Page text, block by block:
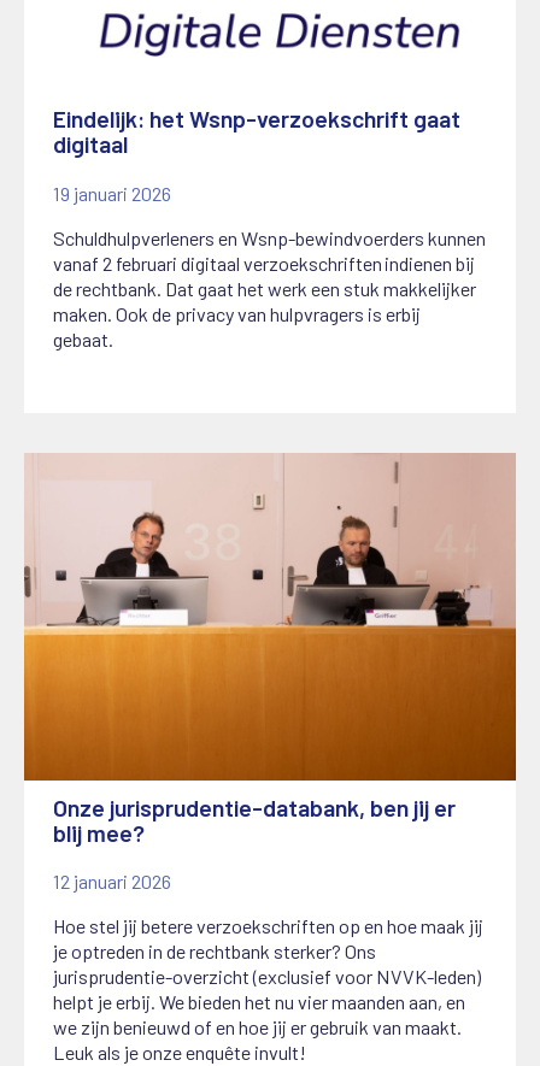
Eindelijk: het Wsnp-verzoekschrift gaat
digitaal
19 januari 2026
Schuldhulpverleners en Wsnp-bewindvoerders kunnen
vanaf 2 februari digitaal verzoekschriften indienen bij
de rechtbank. Dat gaat het werk een stuk makkelijker
maken. Ook de privacy van hulpvragers is erbij
gebaat.
Onze jurisprudentie-databank, ben jij er
blij mee?
12 januari 2026
Hoe stel jij betere verzoekschriften op en hoe maak jij
je optreden in de rechtbank sterker? Ons
jurisprudentie-overzicht (exclusief voor NVVK-leden)
helpt je erbij. We bieden het nu vier maanden aan, en
we zijn benieuwd of en hoe jij er gebruik van maakt.
Leuk als je onze enquête invult!